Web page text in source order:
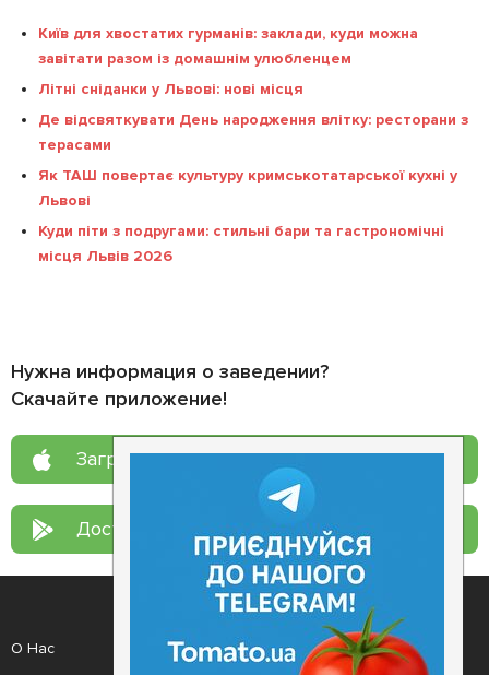
Київ для хвостатих гурманів: заклади, куди можна
завітати разом із домашнім улюбленцем
Літні сніданки у Львові: нові місця
Де відсвяткувати День народження влітку: ресторани з
терасами
Як ТАШ повертає культуру кримськотатарської кухні у
Львові
Куди піти з подругами: стильні бари та гастрономічні
місця Львів 2026
Нужна информация о заведении?
Скачайте приложение!
Загрузите в App Store
Доступно в Google Play
О Нас Рецепт дня